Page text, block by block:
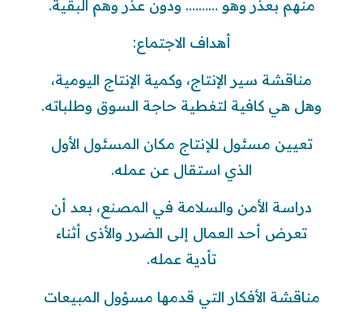
منهم بعذر وهو ………. ودون عذر وهم البقية.
أهداف الاجتماع:
مناقشة سير الإنتاج، وكمية الإنتاج اليومية،
وهل هي كافية لتغطية حاجة السوق وطلباته.
تعيين مسئول للإنتاج مكان المسئول الأول
الذي استقال عن عمله.
دراسة الأمن والسلامة في المصنع، بعد أن
تعرض أحد العمال إلى الضرر والأذى أثناء
تأدية عمله.
مناقشة الأفكار التي قدمها مسؤول المبيعات